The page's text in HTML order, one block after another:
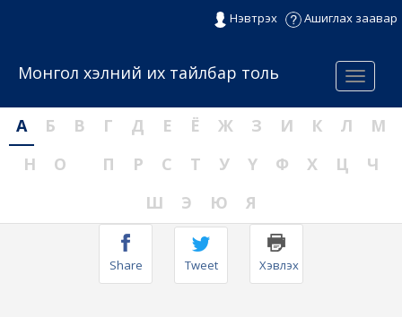
Нэвтрэх Ашиглах заавар
Menu
Монгол хэлний их тайлбар толь
А Б В Г Д Е Ё Ж З И К Л
М
Н
О П Р С Т У Ү Ф Х Ц
Ч
Ш
Э Ю Я
Share Tweet Хэвлэх